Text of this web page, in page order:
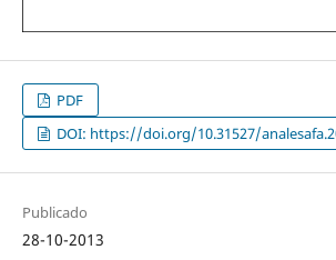
PDF
DOI: https://doi.org/10.31527/
Publicado
28-10-2013